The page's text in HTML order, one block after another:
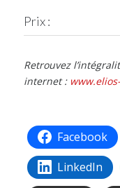
Prix : à
Retrouvez
internet :
Facebook
LinkedIn